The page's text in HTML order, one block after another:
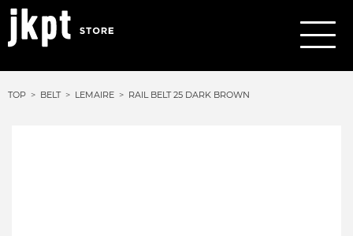
TOP BELT LEMAIRE RAIL BELT 25 DARK BROWN